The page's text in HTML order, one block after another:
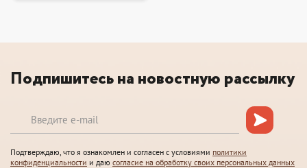
Подпишитесь на новостную рассылку
Подтверждаю, что я ознакомлен и согласен с условиями политики
конфиденциальности и даю согласие на обработку своих персональных данных